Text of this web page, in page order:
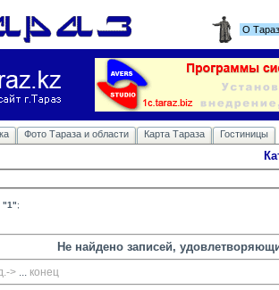
О
Фото Тараза и области Карта Тараза Гостиницы
"1";
Не найдено записей,
> ... конец